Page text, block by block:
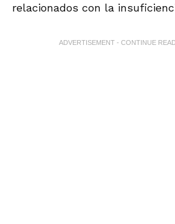
relacionados con la
ADVERTISEMENT - CONTINUE